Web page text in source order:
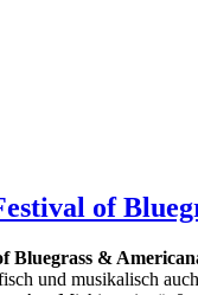
of
Bluegrass &
und mu­si­ka­lisch